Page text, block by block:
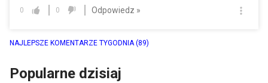
0 0 Odpowiedz »
NAJLEPSZE KOMENTARZE TYGODNIA(89)
Popularne dzisiaj